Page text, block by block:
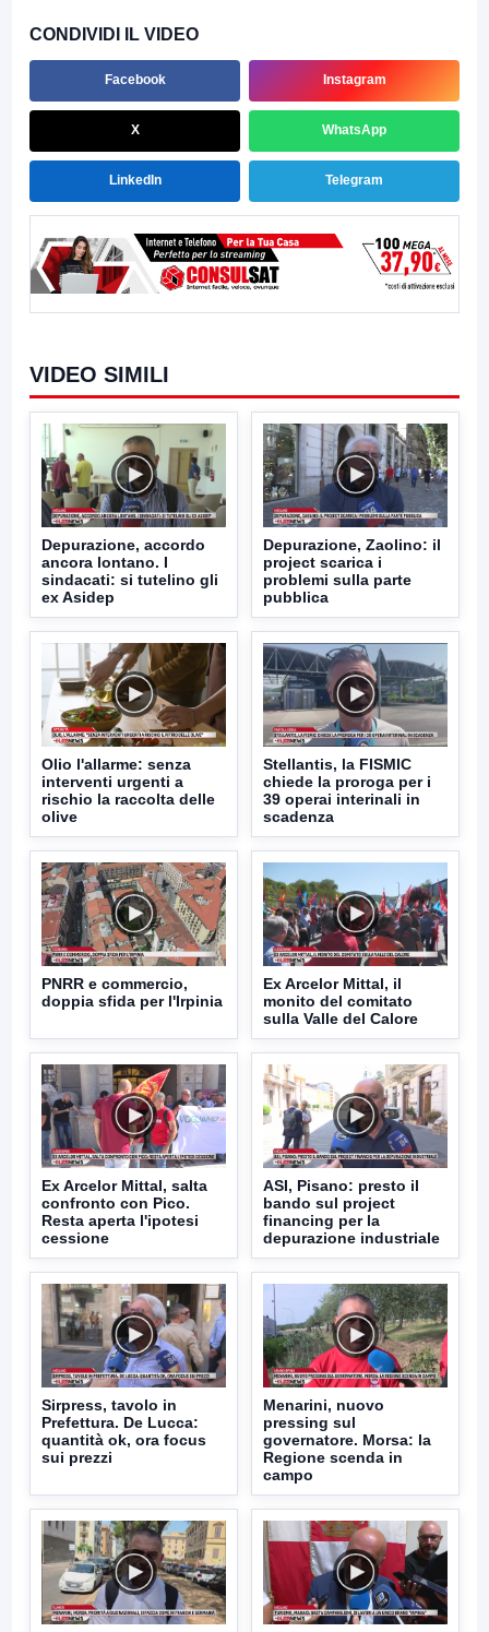
CONDIVIDI IL VIDEO
Facebook Instagram
X WhatsApp
LinkedIn Telegram
VIDEO SIMILI
Depurazione, accordo
ancora lontano. I
sindacati: si tutelino gli
ex Asidep
Depurazione, Zaolino: il
project scarica i
problemi sulla parte
pubblica
Olio l'allarme: senza
interventi urgenti a
rischio la raccolta delle
olive
Stellantis, la FISMIC
chiede la proroga per i
39 operai interinali in
scadenza
PNRR e commercio,
doppia sfida per l'Irpinia
Ex Arcelor Mittal, il
monito del comitato
sulla Valle del Calore
Ex Arcelor Mittal, salta
confronto con Pico.
Resta aperta l'ipotesi
cessione
ASI, Pisano: presto il
bando sul project
financing per la
depurazione industriale
Sirpress, tavolo in
Prefettura. De Lucca:
quantità ok, ora focus
sui prezzi
Menarini, nuovo
pressing sul
governatore. Morsa: la
Regione scenda in
campo